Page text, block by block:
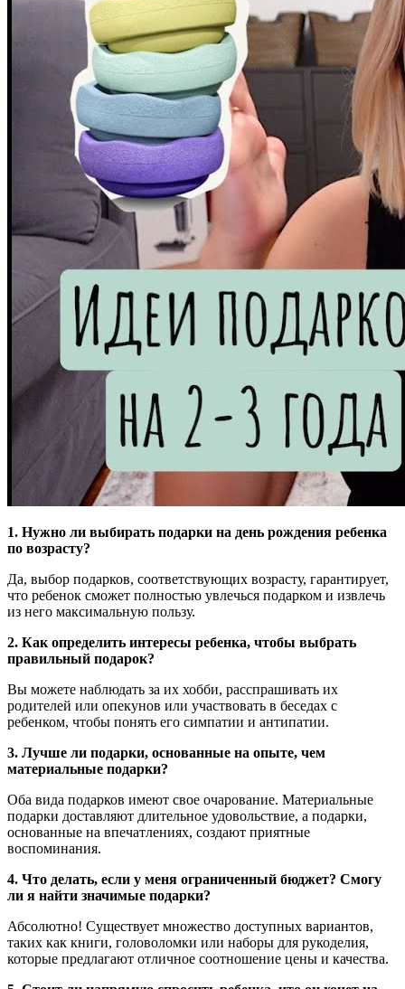
1. Нужно ли выбирать подарки на день рождения ребенка
по возрасту?
Да, выбор подарков, соответствующих возрасту, гарантирует,
что ребенок сможет полностью увлечься подарком и извлечь
из него максимальную пользу.
2. Как определить интересы ребенка, чтобы выбрать
правильный подарок?
Вы можете наблюдать за их хобби, расспрашивать их
родителей или опекунов или участвовать в беседах с
ребенком, чтобы понять его симпатии и антипатии.
3. Лучше ли подарки, основанные на опыте, чем
материальные подарки?
Оба вида подарков имеют свое очарование. Материальные
подарки доставляют длительное удовольствие, а подарки,
основанные на впечатлениях, создают приятные
воспоминания.
4. Что делать, если у меня ограниченный бюджет? Смогу
ли я найти значимые подарки?
Абсолютно! Существует множество доступных вариантов,
таких как книги, головоломки или наборы для рукоделия,
которые предлагают отличное соотношение цены и качества.